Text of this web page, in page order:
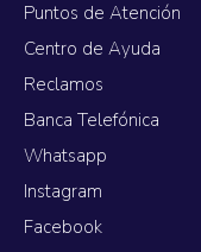
Puntos de Atención
Centro de Ayuda
Reclamos
Banca Telefónica
Whatsapp
Instagram
Facebook